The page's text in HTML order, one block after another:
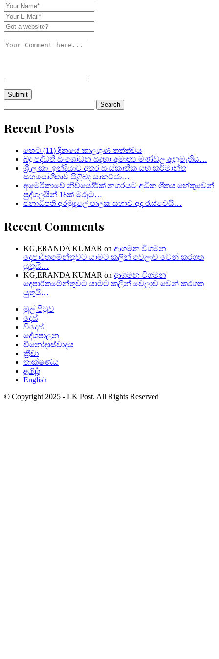
for:
Recent Posts
හෙට (11) දිනයේ කාලගුණ තත්ත්වය
බදු පද්ධති සංශෝධන සඳහා අමාත්‍ය මණ්ඩල අනුමැතිය…
ශ්‍රී ලංකා–ඉන්දියාව අතර සංස්කෘතික සහ කර්මාන්ත
සහයෝගීතාව පිළිබඳ සාකච්ඡා…
අමෙරිකාවේ නිව්යෝර්ක් නගරයට අධික ශීතය හේතුවෙන්
පුද්ගලයින් 18ක් මරුට…
ජනාධිපති අරමුදලේ පාලක සභාව අද රැස්වෙයි…
Recent Comments
KG,ERANDA KUMAR on ආගමන විගමන
දෙපාර්තමේන්තුවට යාමට කලින් වෙලාව වෙන් කරගත
යුතුයි…
KG,ERANDA KUMAR on ආගමන විගමන
දෙපාර්තමේන්තුවට යාමට කලින් වෙලාව වෙන් කරගත
යුතුයි…
මුල් පිටුව
දෙස්
විදෙස්
දේශපාලන
විනෝදාස්වාදය
ක්‍රීඩා
තාක්ෂණය
தமிழ்
English
© Copyright 2025 - LK Post. All Rights Reserved